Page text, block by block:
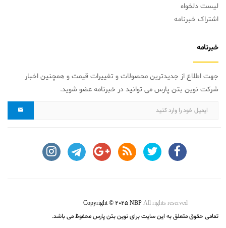
لیست دلخواه
اشتراک خبرنامه
خبرنامه
جهت اطلاع از جدیدترین محصولات و تغییرات قیمت و همچنین اخبار
شرکت نوین بتن پارس می توانید در خبرنامه عضو شوید.
Copyright © 2025 NBPAll rights reserved
تمامی حقوق متعلق به این سایت برای نوین بتن پارس محفوظ می باشد.